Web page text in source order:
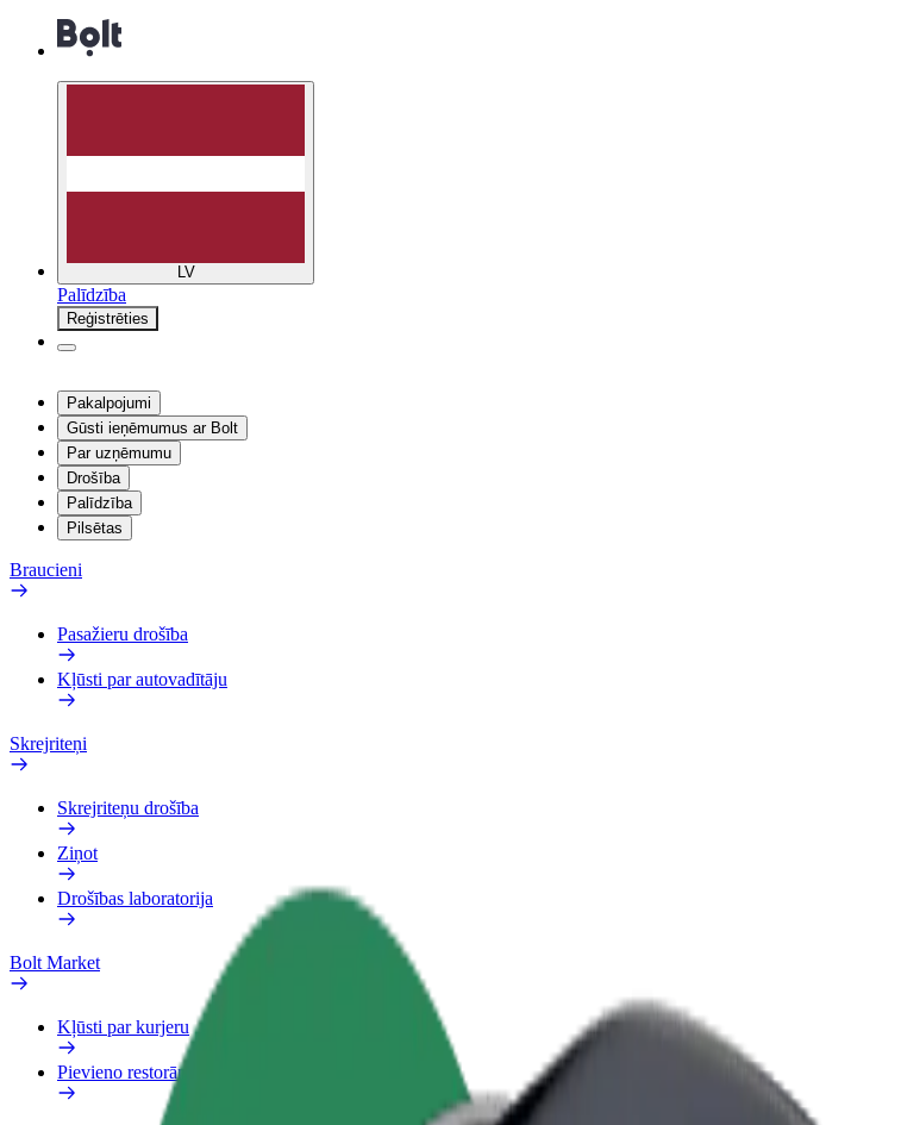
LV
Palīdzība
Reģistrēties
Pakalpojumi
Gūsti ieņēmumus ar Bolt
Par uzņēmumu
Drošība
Palīdzība
Pilsētas
Braucieni
Pasažieru drošība
Kļūsti par autovadītāju
Skrejriteņi
Skrejriteņu drošība
Ziņot
Drošības laboratorija
Bolt Market
Kļūsti par kurjeru
Pievieno restorānu vai veikalu